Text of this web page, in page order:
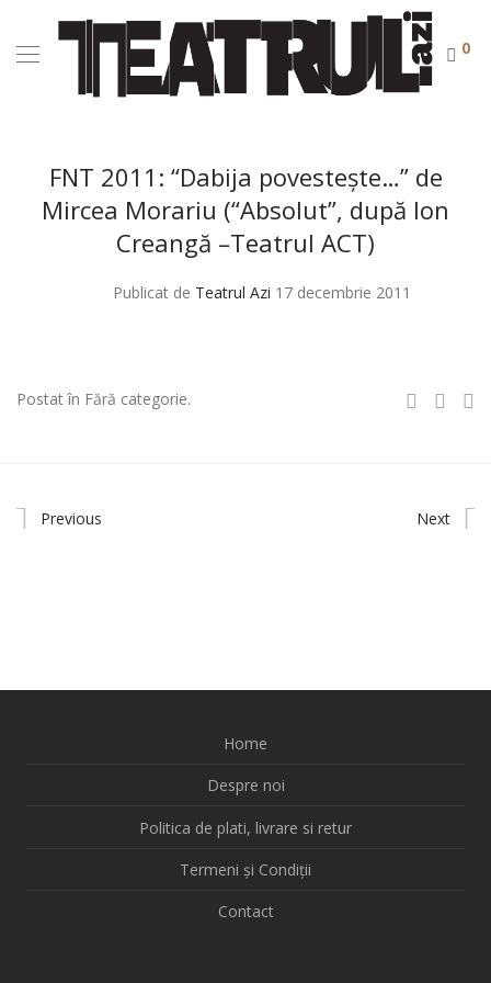
0
FNT 2011: “Dabija povesteşte…” de
Mircea Morariu (“Absolut”, după Ion
Creangă –Teatrul ACT)
Publicat de Teatrul Azi 17 decembrie 2011
Postat în Fără categorie.
Previous Next
Home
Despre noi
Politica de plati, livrare si retur
Termeni și Condiții
Contact